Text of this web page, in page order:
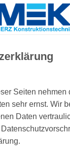
Seiten nehmen
sehr ernst. Wir
Daten